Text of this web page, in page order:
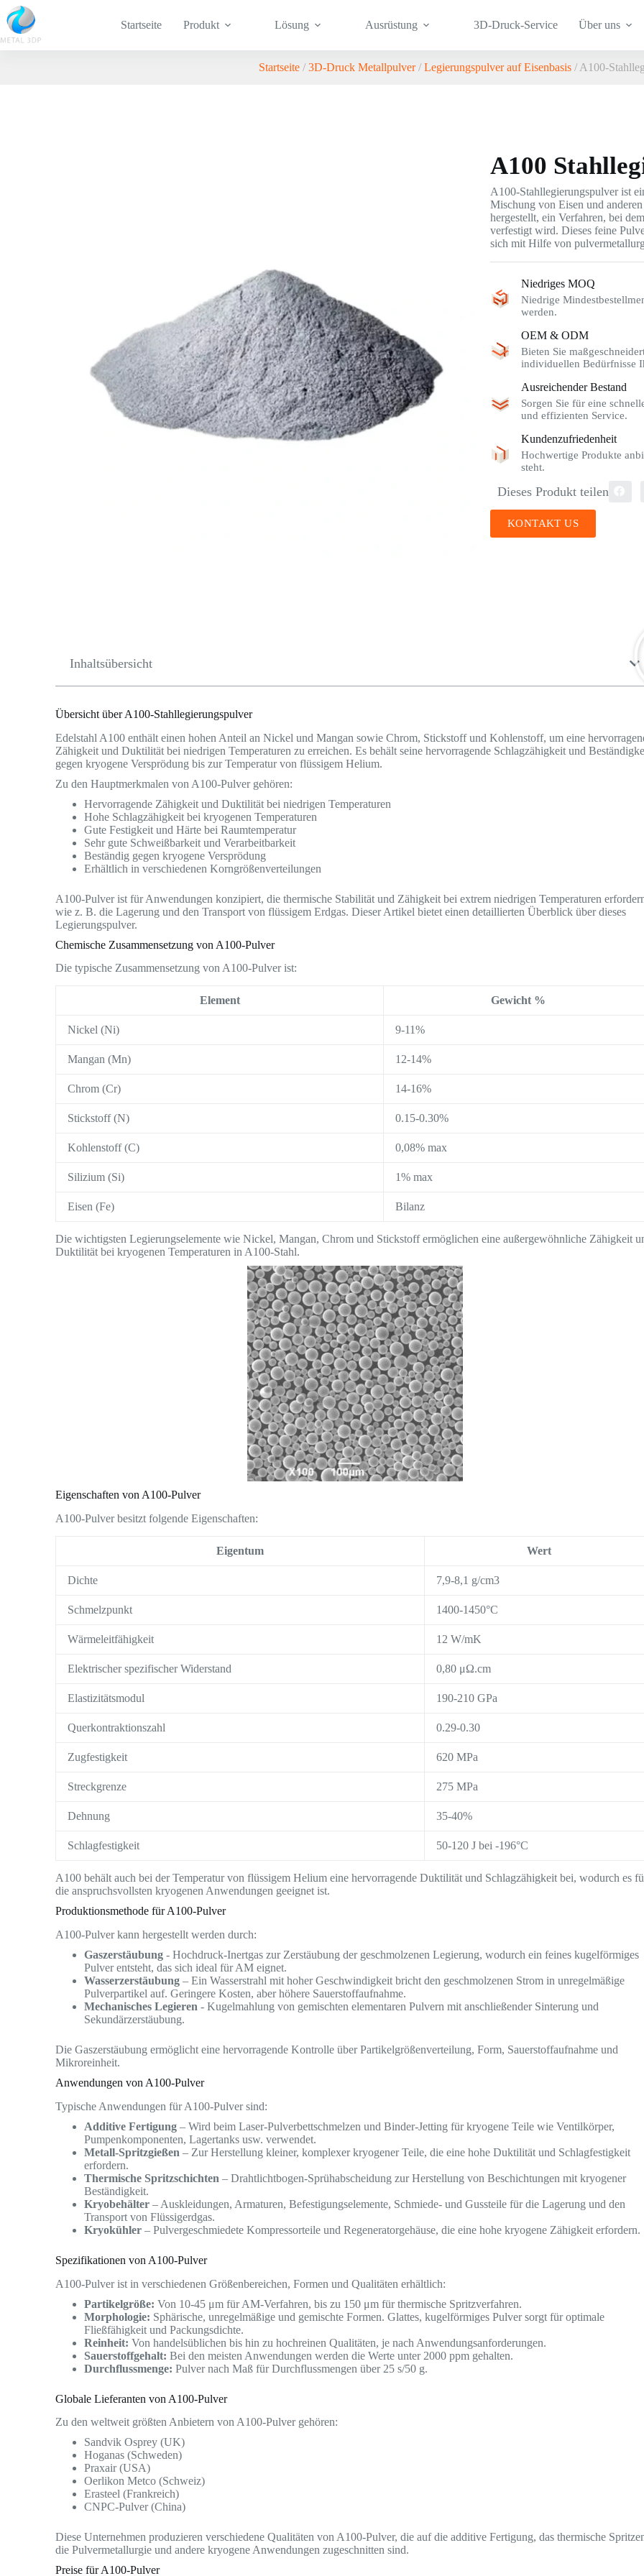
Startseite Produkt Lösung Ausrüstung 3D-Druck-Service Über uns
Startseite / 3D-Druck Metallpulver/ Legierungspulver auf Eisenbasis / A100-
A100
A100-Stahllegierungspulver ist
Mischung von Eisen und
hergestellt, ein Verfahren, bei
verfestigt wird. Dieses feine
sich mit Hilfe von
Niedriges MOQ
Niedrige
werden.
OEM & ODM
Bieten Sie
individuellen Bedürfnisse
Ausreichender Bestand
Sorgen Sie für eine
und effizienten Service.
Kundenzufriedenheit
Hochwertige Produkte
steht.
Dieses Produkt teilen
KONTAKT US
Inhaltsübersicht
Übersicht über A100-Stahllegierungspulver
Edelstahl A100 enthält einen hohen Anteil an Nickel und Mangan sowie Chrom, Stickstoff und Kohlenstoff, um eine
Zähigkeit und Duktilität bei niedrigen Temperaturen zu erreichen. Es behält seine hervorragende Schlagzähigkeit und
gegen kryogene Versprödung bis zur Temperatur von flüssigem Helium.
Zu den Hauptmerkmalen von A100-Pulver gehören:
Hervorragende Zähigkeit und Duktilität bei niedrigen Temperaturen
Hohe Schlagzähigkeit bei kryogenen Temperaturen
Gute Festigkeit und Härte bei Raumtemperatur
Sehr gute Schweißbarkeit und Verarbeitbarkeit
Beständig gegen kryogene Versprödung
Erhältlich in verschiedenen Korngrößenverteilungen
A100-Pulver ist für Anwendungen konzipiert, die thermische Stabilität und Zähigkeit bei extrem niedrigen Temperaturen
wie z. B. die Lagerung und den Transport von flüssigem Erdgas. Dieser Artikel bietet einen detaillierten Überblick über dieses
Legierungspulver.
Chemische Zusammensetzung von A100-Pulver
Die typische Zusammensetzung von A100-Pulver ist:
Element Gewicht %
Nickel (Ni) 9-11%
Mangan (Mn) 12-14%
Chrom (Cr) 14-16%
Stickstoff (N) 0.15-0.30%
Kohlenstoff (C) 0,08% max
Silizium (Si) 1% max
Eisen (Fe) Bilanz
Die wichtigsten Legierungselemente wie Nickel, Mangan, Chrom und Stickstoff ermöglichen eine außergewöhnliche Zähigkeit
Duktilität bei kryogenen Temperaturen in A100-Stahl.
Eigenschaften von A100-Pulver
A100-Pulver besitzt folgende Eigenschaften:
Eigentum Wert
Dichte 7,9-8,1 g/cm3
Schmelzpunkt 1400-1450°C
Wärmeleitfähigkeit 12 W/mK
Elektrischer spezifischer Widerstand 0,80 μΩ.cm
Elastizitätsmodul 190-210 GPa
Querkontraktionszahl 0.29-0.30
Zugfestigkeit 620 MPa
Streckgrenze 275 MPa
Dehnung 35-40%
Schlagfestigkeit 50-120 J bei -196°C
A100 behält auch bei der Temperatur von flüssigem Helium eine hervorragende Duktilität und Schlagzähigkeit bei, wodurch es
die anspruchsvollsten kryogenen Anwendungen geeignet ist.
Produktionsmethode für A100-Pulver
A100-Pulver kann hergestellt werden durch:
Gaszerstäubung - Hochdruck-Inertgas zur Zerstäubung der geschmolzenen Legierung, wodurch ein feines kugelförmiges
Pulver entsteht, das sich ideal für AM eignet.
Wasserzerstäubung – Ein Wasserstrahl mit hoher Geschwindigkeit bricht den geschmolzenen Strom in unregelmäßige
Pulverpartikel auf. Geringere Kosten, aber höhere Sauerstoffaufnahme.
Mechanisches Legieren - Kugelmahlung von gemischten elementaren Pulvern mit anschließender Sinterung und
Sekundärzerstäubung.
Die Gaszerstäubung ermöglicht eine hervorragende Kontrolle über Partikelgrößenverteilung, Form, Sauerstoffaufnahme und
Mikroreinheit.
Anwendungen von A100-Pulver
Typische Anwendungen für A100-Pulver sind:
Additive Fertigung – Wird beim Laser-Pulverbettschmelzen und Binder-Jetting für kryogene Teile wie Ventilkörper,
Pumpenkomponenten, Lagertanks usw. verwendet.
Metall-Spritzgießen – Zur Herstellung kleiner, komplexer kryogener Teile, die eine hohe Duktilität und Schlagfestigkeit
erfordern.
Thermische Spritzschichten – Drahtlichtbogen-Sprühabscheidung zur Herstellung von Beschichtungen mit kryogener
Beständigkeit.
Kryobehälter – Auskleidungen, Armaturen, Befestigungselemente, Schmiede- und Gussteile für die Lagerung und den
Transport von Flüssigerdgas.
Kryokühler – Pulvergeschmiedete Kompressorteile und Regeneratorgehäuse, die eine hohe kryogene Zähigkeit erfordern.
Spezifikationen von A100-Pulver
A100-Pulver ist in verschiedenen Größenbereichen, Formen und Qualitäten erhältlich:
Partikelgröße: Von 10-45 μm für AM-Verfahren, bis zu 150 μm für thermische Spritzverfahren.
Morphologie: Sphärische, unregelmäßige und gemischte Formen. Glattes, kugelförmiges Pulver sorgt für optimale
Fließfähigkeit und Packungsdichte.
Reinheit: Von handelsüblichen bis hin zu hochreinen Qualitäten, je nach Anwendungsanforderungen.
Sauerstoffgehalt: Bei den meisten Anwendungen werden die Werte unter 2000 ppm gehalten.
Durchflussmenge: Pulver nach Maß für Durchflussmengen über 25 s/50 g.
Globale Lieferanten von A100-Pulver
Zu den weltweit größten Anbietern von A100-Pulver gehören:
Sandvik Osprey (UK)
Hoganas (Schweden)
Praxair (USA)
Oerlikon Metco (Schweiz)
Erasteel (Frankreich)
CNPC-Pulver (China)
Diese Unternehmen produzieren verschiedene Qualitäten von A100-Pulver, die auf die additive Fertigung, das thermische
die Pulvermetallurgie und andere kryogene Anwendungen zugeschnitten sind.
Preise für A100-Pulver